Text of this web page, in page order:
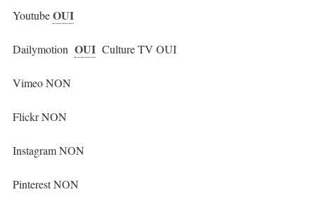
YoutubeOUI
Dailymotion OUICulture TV OUI
Vimeo NON
Flickr NON
Instagram NON
Pinterest NON